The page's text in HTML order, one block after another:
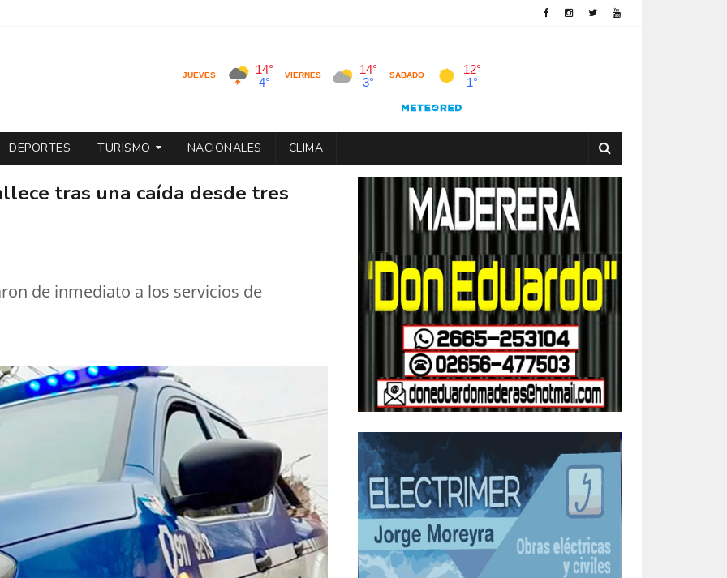
DEPORTES TURISMO NACIONALES CLIMA
tras una caída desde tres
de inmediato a los servicios de